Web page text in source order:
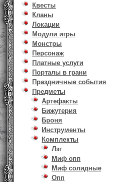
Квесты
Кланы
Локации
Модули игры
Монстры
Персонаж
Платные услуги
Порталы в грани
Праздничные события
Предметы
Артефакты
Бижутерия
Броня
Инструменты
Комплекты
Лзг
Миф опп
Миф солидные
Опп